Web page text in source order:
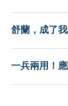
舒蘭，成了
一兵兩用！